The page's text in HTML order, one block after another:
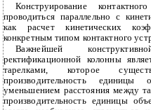
Конструирование
проводиться параллельно с
как расчет кинетических
конкретным типом контактного
Важнейшей
ректификационной колонны
тарелками, которое
производительность
уменьшением расстояния между
производительность единицы